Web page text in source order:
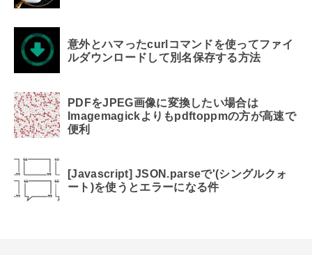
意外とハマったcurlコマンドを使ってファイ
ルダウンロードして別名保存する方法
PDFをJPEG画像に変換したい場合は
Imagemagickよりもpdftoppmの方が高速で
便利
[Javascript] JSON.parseで'(シングルクォ
ート)を使うとエラーになる件